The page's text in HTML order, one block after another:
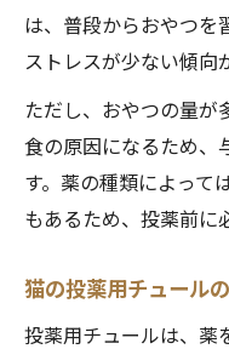
は、普段からおやつを
ストレスが少ない傾向
ただし、おやつの量が
食の原因になるため、
す。薬の種類によって
もあるため、投薬前に
猫の投薬用チュール
投薬用チュールは、薬